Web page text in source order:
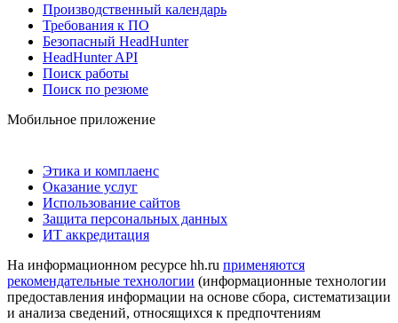
Производственный календарь
Требования к ПО
Безопасный HeadHunter
HeadHunter API
Поиск работы
Поиск по резюме
Мобильное приложение
Этика и комплаенс
Оказание услуг
Использование сайтов
Защита персональных данных
ИТ аккредитация
На информационном ресурсе hh.ru применяются
рекомендательные технологии (информационные технологии
предоставления информации на основе сбора, систематизации
и анализа сведений, относящихся к предпочтениям